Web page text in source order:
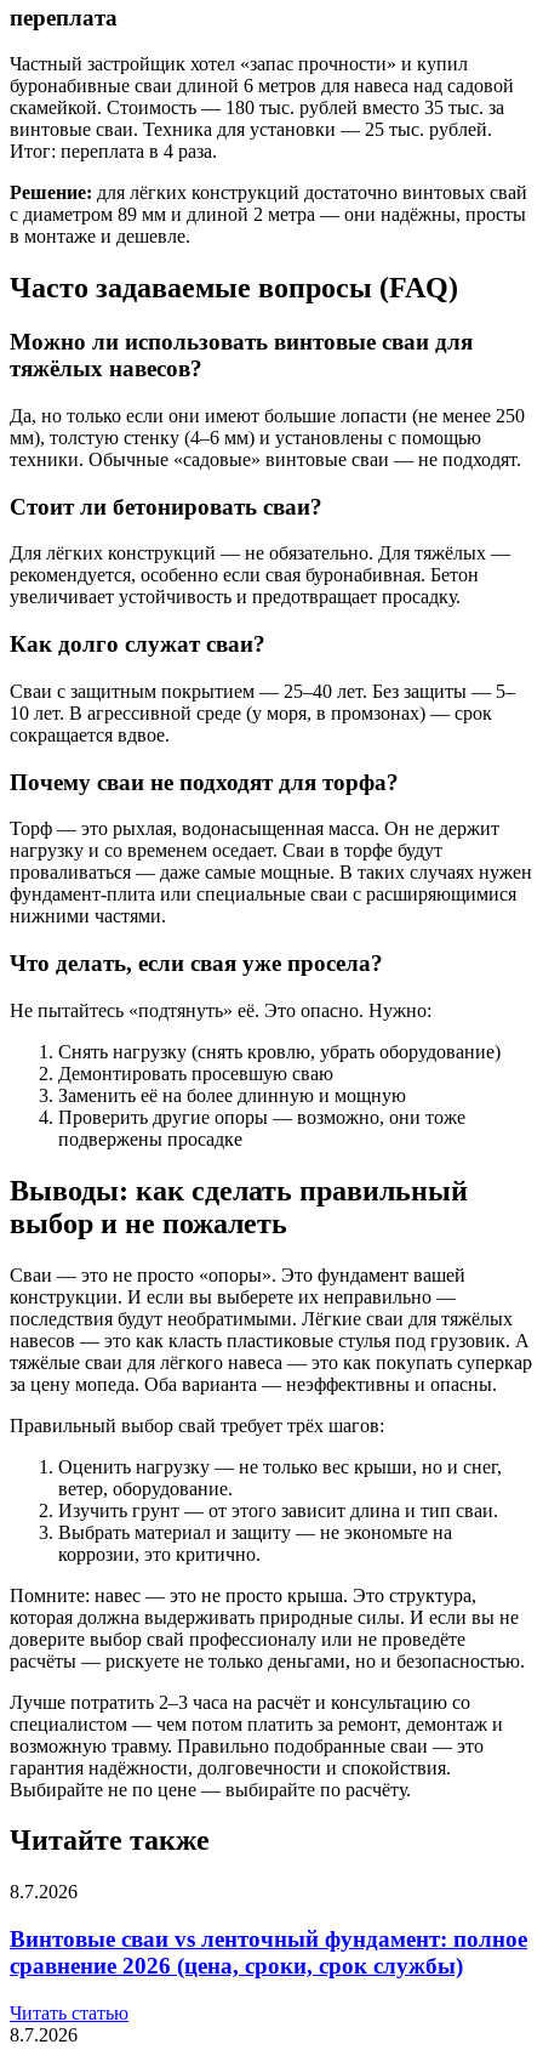
переплата
Частный застройщик хотел «запас прочности» и купил
буронабивные сваи длиной 6 метров для навеса над садовой
скамейкой. Стоимость — 180 тыс. рублей вместо 35 тыс. за
винтовые сваи. Техника для установки — 25 тыс. рублей.
Итог: переплата в 4 раза.
Решение: для лёгких конструкций достаточно винтовых свай
с диаметром 89 мм и длиной 2 метра — они надёжны, просты
в монтаже и дешевле.
Часто задаваемые вопросы (FAQ)
Можно ли использовать винтовые сваи для
тяжёлых навесов?
Да, но только если они имеют большие лопасти (не менее 250
мм), толстую стенку (4–6 мм) и установлены с помощью
техники. Обычные «садовые» винтовые сваи — не подходят.
Стоит ли бетонировать сваи?
Для лёгких конструкций — не обязательно. Для тяжёлых —
рекомендуется, особенно если свая буронабивная. Бетон
увеличивает устойчивость и предотвращает просадку.
Как долго служат сваи?
Сваи с защитным покрытием — 25–40 лет. Без защиты — 5–
10 лет. В агрессивной среде (у моря, в промзонах) — срок
сокращается вдвое.
Почему сваи не подходят для торфа?
Торф — это рыхлая, водонасыщенная масса. Он не держит
нагрузку и со временем оседает. Сваи в торфе будут
проваливаться — даже самые мощные. В таких случаях нужен
фундамент-плита или специальные сваи с расширяющимися
нижними частями.
Что делать, если свая уже просела?
Не пытайтесь «подтянуть» её. Это опасно. Нужно:
Снять нагрузку (снять кровлю, убрать оборудование)
Демонтировать просевшую сваю
Заменить её на более длинную и мощную
Проверить другие опоры — возможно, они тоже
подвержены просадке
Выводы: как сделать правильный
выбор и не пожалеть
Сваи — это не просто «опоры». Это фундамент вашей
конструкции. И если вы выберете их неправильно —
последствия будут необратимыми. Лёгкие сваи для тяжёлых
навесов — это как класть пластиковые стулья под грузовик. А
тяжёлые сваи для лёгкого навеса — это как покупать суперкар
за цену мопеда. Оба варианта — неэффективны и опасны.
Правильный выбор свай требует трёх шагов:
Оценить нагрузку — не только вес крыши, но и снег,
ветер, оборудование.
Изучить грунт — от этого зависит длина и тип сваи.
Выбрать материал и защиту — не экономьте на
коррозии, это критично.
Помните: навес — это не просто крыша. Это структура,
которая должна выдерживать природные силы. И если вы не
доверите выбор свай профессионалу или не проведёте
расчёты — рискуете не только деньгами, но и безопасностью.
Лучше потратить 2–3 часа на расчёт и консультацию со
специалистом — чем потом платить за ремонт, демонтаж и
возможную травму. Правильно подобранные сваи — это
гарантия надёжности, долговечности и спокойствия.
Выбирайте не по цене — выбирайте по расчёту.
Читайте также
8.7.2026
Винтовые сваи vs ленточный фундамент: полное
сравнение 2026 (цена, сроки, срок службы)
Читать статью
8.7.2026